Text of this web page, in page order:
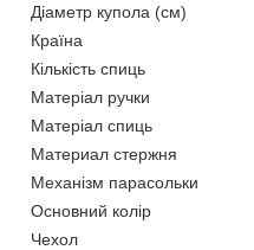
Діаметр купола (см)
Країна
Кількість спиць
Матеріал ручки
Матеріал спиць
Материал стержня
Механізм парасольки
Основний колір
Чехол